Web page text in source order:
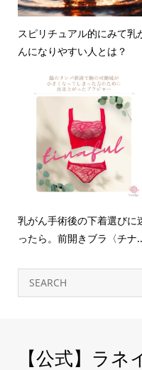
スピリチュアル的にみて乳
んになりやすい人とは？
乳がん手術後の下着選びに
ったら。前開きブラ〈チナ
【公式】ラ